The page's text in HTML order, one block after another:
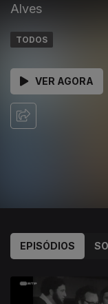
Alves
TODOS
VER AGORA
EPISÓDIOS
826331